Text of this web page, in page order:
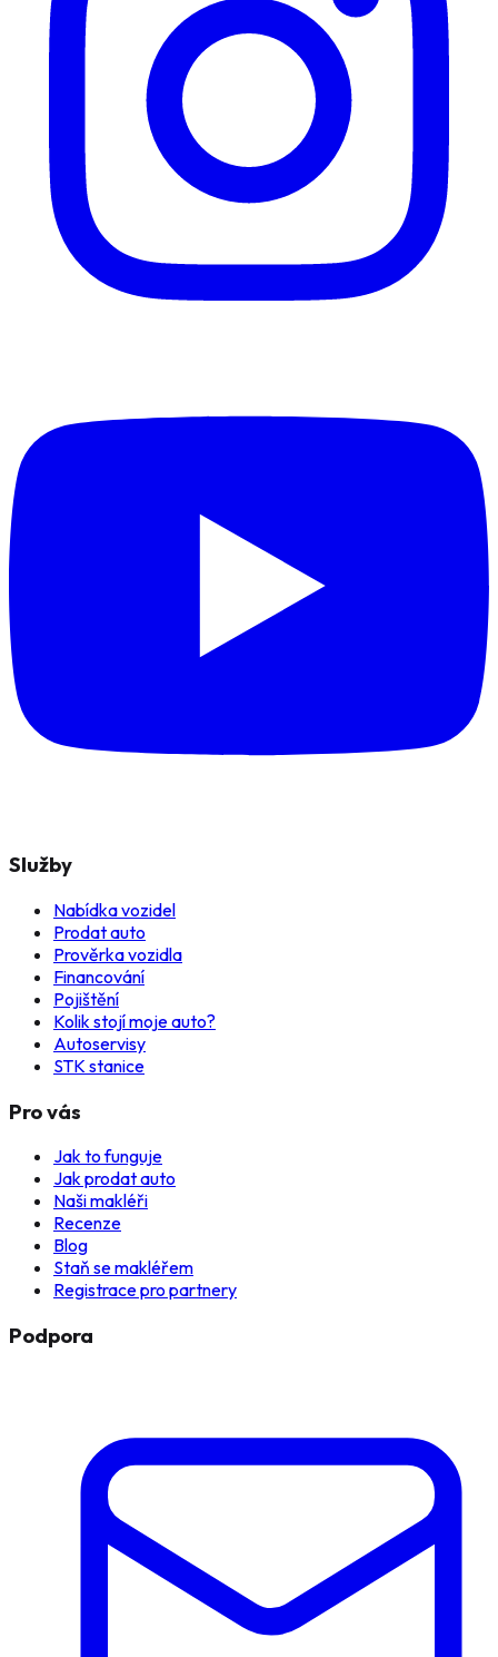
Služby
Nabídka vozidel
Prodat auto
Prověrka vozidla
Financování
Pojištění
Kolik stojí moje auto?
Autoservisy
STK stanice
Pro vás
Jak to funguje
Jak prodat auto
Naši makléři
Recenze
Blog
Staň se makléřem
Registrace pro partnery
Podpora